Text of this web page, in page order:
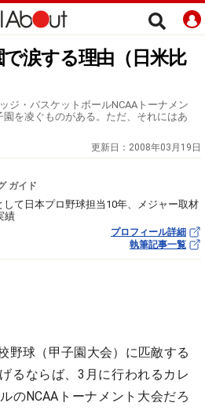
涙する理由（日米比
ジ・バスケットボールNCAAトーナメン
園を凌ぐものがある。ただ、それにはあ
更新日： 2008年03月19日
ガイド
して日本プロ野球担当10年、メジャー取材
績
プロフィール詳細
執筆記事一覧
野球（甲子園大会）に匹敵する
るならば、3月に行われるカレ
のNCAAトーナメント大会だろ